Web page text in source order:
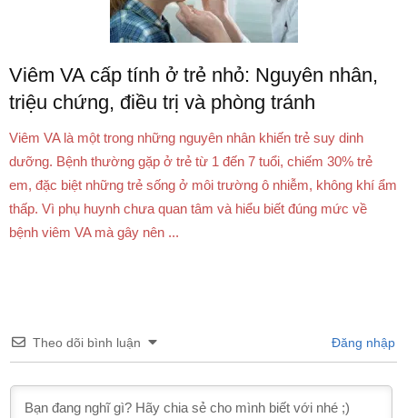
Viêm VA cấp tính ở trẻ nhỏ: Nguyên nhân,
triệu chứng, điều trị và phòng tránh
Viêm VA là một trong những nguyên nhân khiến trẻ suy dinh
dưỡng. Bệnh thường gặp ở trẻ từ 1 đến 7 tuổi, chiếm 30% trẻ
em, đặc biệt những trẻ sống ở môi trường ô nhiễm, không khí ẩm
thấp. Vì phụ huynh chưa quan tâm và hiểu biết đúng mức về
bệnh viêm VA mà gây nên ...
Theo dõi bình luận Đăng nhập